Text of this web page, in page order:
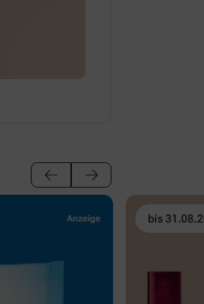
bis